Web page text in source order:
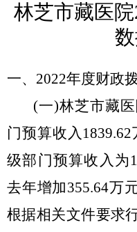
林芝市藏医院
一、 2022年度财政
(一)林芝市藏
门预算收入
级部门预算收入为
去年增加355.64万
根据相关文件要求